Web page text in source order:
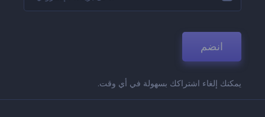
انضم
يمكنك إلغاء اشتراكك بسهولة في أي وقت.